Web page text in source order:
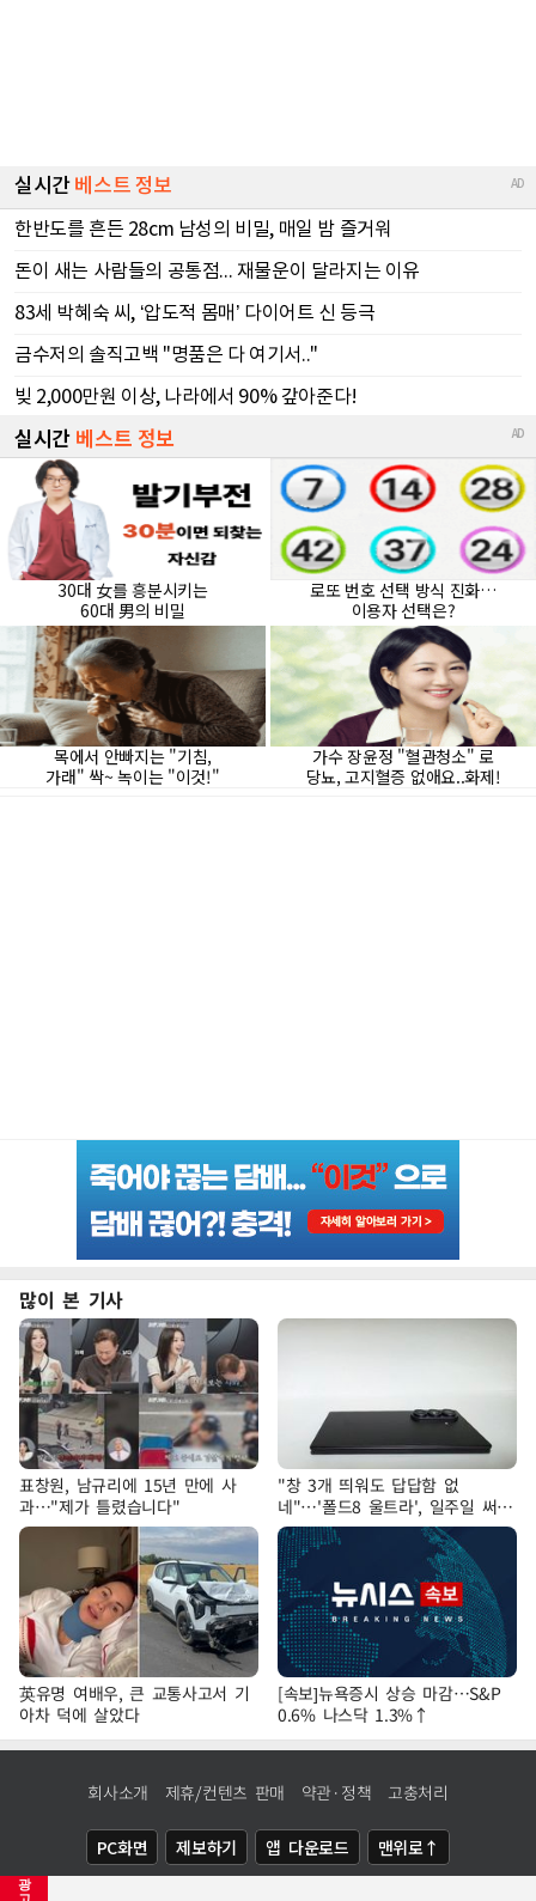
광
많이 본 기사
표창원, 남규리에 15년 만에 사
과…"제가 틀렸습니다"
"창 3개 띄워도 답답함 없
네"…'폴드8 울트라', 일주일 써보
니
英유명 여배우, 큰 교통사고서 기
아차 덕에 살았다
[속보]뉴욕증시 상승 마감…S&P
0.6% 나스닥 1.3%↑
회사소개 제휴/컨텐츠 판매 약관·정책 고충처리
PC화면 제보하기 앱 다운로드 맨위로↑